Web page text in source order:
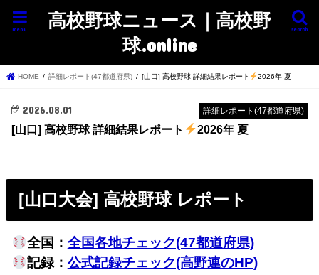
高校野球ニュース｜高校野
球.online
search
menu
HOME 詳細レポート(47都道府県) [山口] 高校野球 詳細結果レポート 2026年 夏
詳細レポート(47都道府県)
2026.08.01
[山口] 高校野球 詳細結果レポート 2026年 夏
[山口大会] 高校野球 レポート
全国： 全国各地チェック(47都道府県)
記録： 公式記録チェック(高野連のHP)